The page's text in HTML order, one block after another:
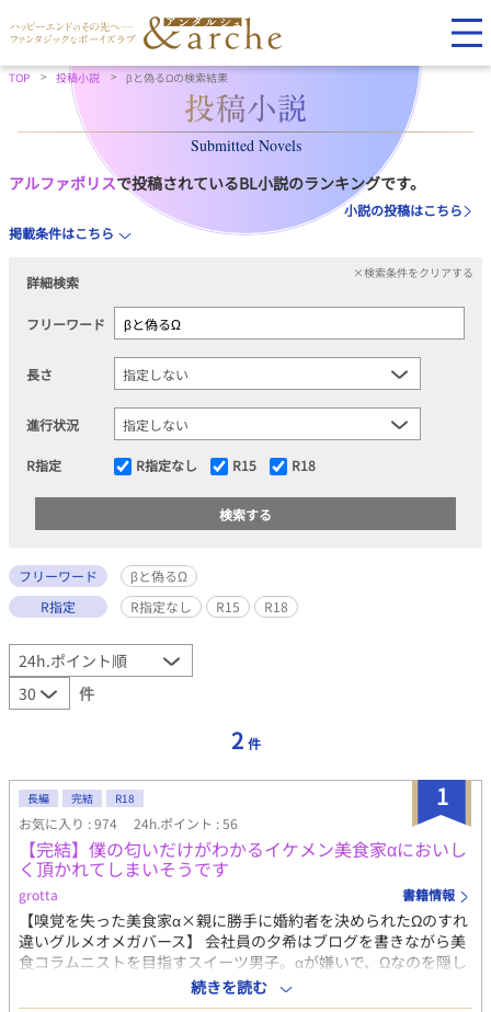
TOP 投稿小説 βと偽るΩの検索結果
Submitted Novels
アルファポリスで投稿されているBL小説のランキングです。
小説の投稿はこちら
掲載条件はこちら
詳細検索
×検索条件をクリアする
フリーワード
長さ
進行状況
R指定 R指定なし R15 R18
フリーワード
βと偽るΩ
R指定
R指定なし R15 R18
件
2 件
1
長編 完結 R18
お気に入り : 974 24h.ポイント : 56
【完結】僕の匂いだけがわかるイケメン美食家αにおいし
く頂かれてしまいそうです
grotta 書籍情報
【嗅覚を失った美食家α×親に勝手に婚約者を決められたΩのすれ
違いグルメオメガバース】 会社員の夕希はブログを書きながら美
食コラムニストを目指すスイーツ男子。αが嫌いで、Ωなのを隠し
βのフリをして生きてきた。 最近グルメ仲間に恋人ができてしま
い一人寂しくホテルでケーキを食べていると、憧れの美食評論家
続きを読む